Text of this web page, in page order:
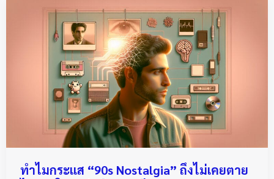
ทำไมกระแส “90s Nostalgia” ถึงไม่เคยตาย
Nostalgia”
คน